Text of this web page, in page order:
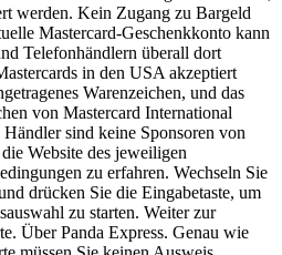
werden. Kein Zugang zu Bargeld
Mastercard-Geschenkkonto kann
Telefonhändlern überall dort
in den USA akzeptiert
Warenzeichen, und das
von Mastercard International
sind keine Sponsoren von
Website des jeweiligen
zu erfahren. Wechseln Sie
drücken Sie die Eingabetaste, um
zu starten. Weiter zur
Über Panda Express. Genau wie